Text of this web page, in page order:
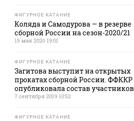
ФИГУРНОЕ КАТАНИЕ
Коляда и Самодурова — в резерве
сборной России на сезон-2020/21
15 мая 2020 19:01
ФИГУРНОЕ КАТАНИЕ
Загитова выступит на открытых
прокатах сборной России. ФФККР
опубликовала состав участников
7 сентября 2019 10:52
ФИГУРНОЕ КАТАНИЕ